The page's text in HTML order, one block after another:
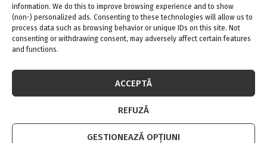
information. We do this to improve browsing experience and to show
(non-) personalized ads. Consenting to these technologies will allow us to
process data such as browsing behavior or unique IDs on this site. Not
consenting or withdrawing consent, may adversely affect certain features
and functions.
ACCEPTĂ
REFUZĂ
GESTIONEAZĂ OPȚIUNI
ARTICOLE RECENTE
climatizare de la Casa Instalatorului
7 august 2026 0
Top 5 meserii în domeniul construcțiilor
7 august 2026 0